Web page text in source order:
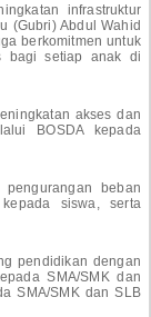
infrastruktur
(Gubri) Abdul Wahid
berkomitmen untuk
bagi setiap anak di
akses dan
BOSDA kepada
beban
siswa, serta
pendidikan dengan
SMA/SMK dan
SMA/SMK dan SLB